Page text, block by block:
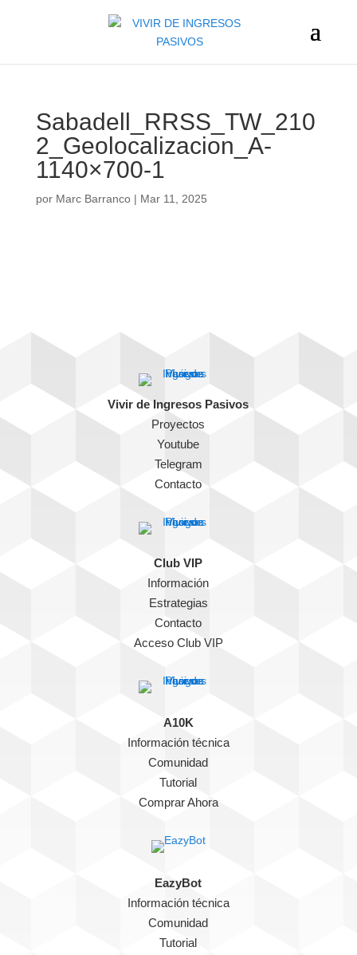
Sabadell_RRSS_TW_210
2_Geolocalizacion_A-
1140×700-1
por Marc Barranco| Mar 11, 2025
Vivir de Ingresos Pasivos
Proyectos
Youtube
Telegram
Contacto
Club VIP
Información
Estrategias
Contacto
Acceso Club VIP
A10K
Información técnica
Comunidad
Tutorial
Comprar Ahora
EazyBot
Información técnica
Comunidad
Tutorial